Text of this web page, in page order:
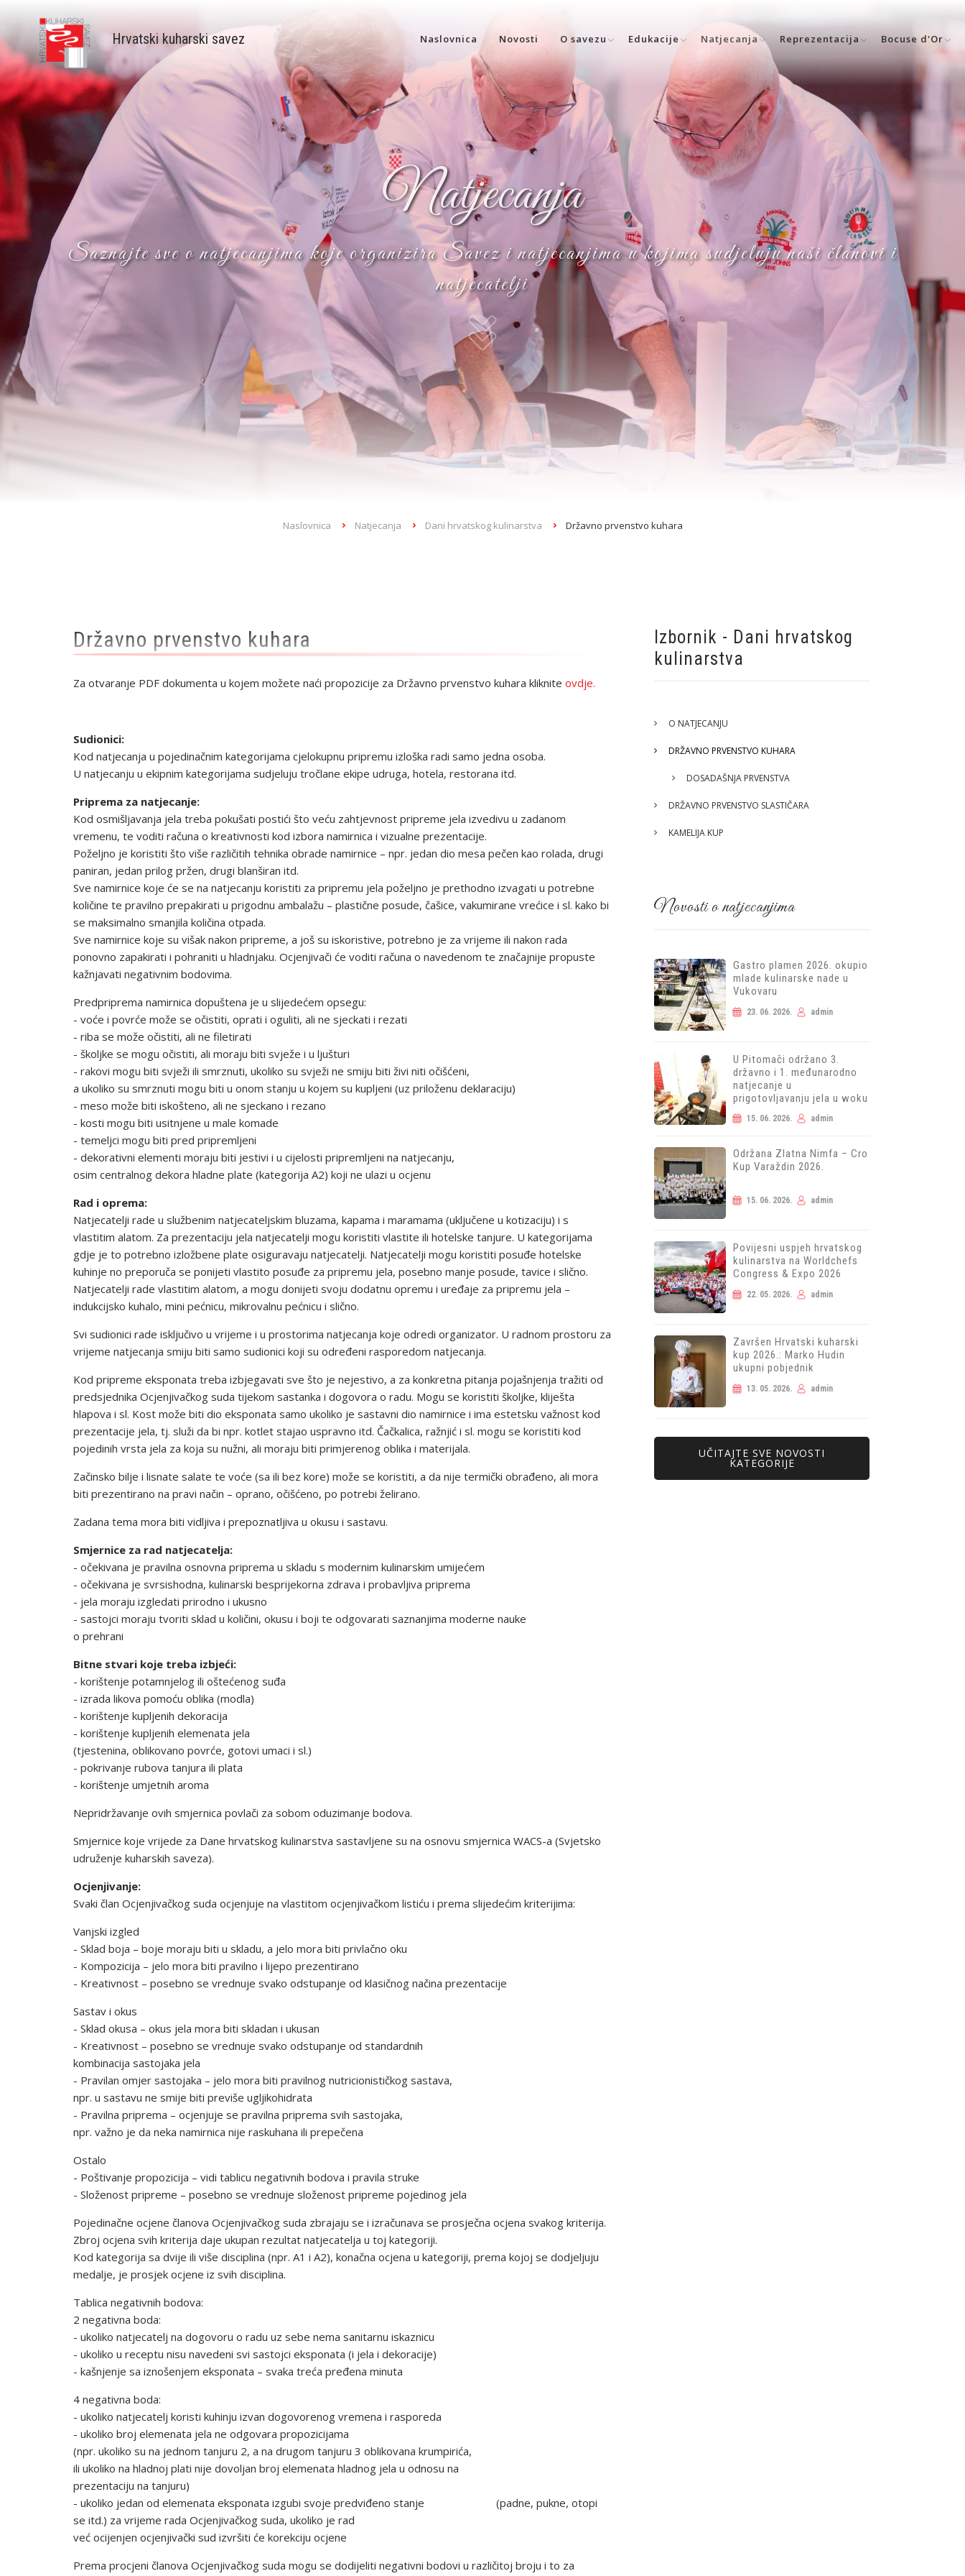
main
content
Hrvatski kuharski savez Naslovnica Novosti O savezu Edukacije Natjecanja Reprezentacija Bocuse d'Or
Natjecanja
Saznajte sve o natjecanjima koje organizira Savez i natjecanjima u kojima sudjeluju naši članovi i
natjecatelji
Naslovnica Natjecanja Dani hrvatskog kulinarstva Državno prvenstvo kuhara
Državno prvenstvo kuhara
Za otvaranje PDF dokumenta u kojem možete naći propozicije za Državno prvenstvo kuhara kliknite ovdje.
Sudionici:
Kod natjecanja u pojedinačnim kategorijama cjelokupnu pripremu izloška radi samo jedna osoba.
U natjecanju u ekipnim kategorijama sudjeluju tročlane ekipe udruga, hotela, restorana itd.
Priprema za natjecanje:
Kod osmišljavanja jela treba pokušati postići što veću zahtjevnost pripreme jela izvedivu u zadanom
vremenu, te voditi računa o kreativnosti kod izbora nami­rnica i vizualne preze­ntacije.
Poželjno je koristiti što više različitih tehnika obrade nami­rnice – npr. jedan dio mesa pečen kao rolada, drugi
paniran, jedan prilog pržen, drugi blanširan itd.
Sve namirnice koje će se na natjecanju koristiti za pripremu jela poželjno je prethodno izvagati u potrebne
količine te pravilno prepakirati u prigodnu ambalažu – plastične posude, čašice, vakumirane vrećice i sl. kako bi
se maksimalno sma­njila količina otpada.
Sve namirnice koje su višak nakon pripreme, a još su iskori­stive, potrebno je za vrijeme ili nakon rada
ponovno zapakirati i pohraniti u hladnjaku. Ocjenjivači će voditi računa o navedenom te značajnije propuste
kažnjavati negativnim bodovima.
Predpriprema namirnica dopuštena je u slijedećem opsegu:
- voće i povrće može se očistiti, oprati i oguliti, ali ne sjeckati i rezati
- riba se može očistiti, ali ne filetirati
- školjke se mogu očistiti, ali moraju biti svježe i u ljušturi
- rakovi mogu biti svježi ili smrznuti, ukoliko su svježi ne smiju biti živi niti očišćeni,
a ukoliko su smrznuti mogu biti u onom stanju u kojem su kupljeni (uz priloženu deklaraciju)
- meso može biti iskošteno, ali ne sjeckano i rezano
- kosti mogu biti usitnjene u male komade
- temeljci mogu biti pred pripremljeni
- dekorativni elementi moraju biti jestivi i u cijelosti pripremljeni na natjecanju,
osim centralnog dekora hladne plate (kategorija A2) koji ne ulazi u ocjenu
Rad i oprema:
Natjecatelji rade u službenim natjecateljskim bluzama, kapama i maramama (uključene u kotizaciju) i s
vlastitim alatom. Za prezentaciju jela natjecatelji mogu koristiti vla­stite ili hotelske tanjure. U ka­tegorijama
gdje je to potrebno izložbene plate osiguravaju natjecatelji. Natjecatelji mogu koristiti posuđe hotelske
kuhinje no preporuča se ponijeti vlastito posuđe za pripremu jela, posebno manje posude, tavice i slično.
Natjecatelji rade vlastitim alatom, a mogu donijeti svoju dodatnu opremu i uređaje za pripremu jela –
indukcijsko kuhalo, mini pećnicu, mikro­valnu pećnicu i slično.
Svi sudionici rade isključivo u vrijeme i u prostorima natjecanja koje odredi organizator. U radnom prostoru za
vrijeme natjecanja smiju biti samo sudionici koji su određeni rasporedom natjecanja.
Kod pripreme eksponata treba izbjegavati sve što je neje­stivo, a za konkretna pitanja pojašnjenja tražiti od
pre­dsjednika Ocjenjivačkog suda tijekom sastanka i dogovora o radu. Mogu se koristiti školjke, kliješta
hlapova i sl. Kost može biti dio eksponata samo ukoliko je sastavni dio nami­rnice i ima estetsku važnost kod
prezentacije jela, tj. služi da bi npr. kotlet stajao uspravno itd. Čačkalica, ražnjić i sl. mogu se koristiti kod
pojedinih vrsta jela za koja su nužni, ali moraju biti primjerenog oblika i materijala.
Začinsko bilje i lisnate salate te voće (sa ili bez kore) može se koristiti, a da nije termički obrađeno, ali mora
biti prezentirano na pravi način – oprano, očišćeno, po potrebi želirano.
Zadana tema mora biti vidljiva i prepoznatljiva u okusu i sastavu.
Smjernice za rad natjecatelja:
- očekivana je pravilna osnovna priprema u skladu s modernim kulinarskim umijećem
- očekivana je svrsishodna, kulinarski besprijekorna zdrava i probavljiva priprema
- jela moraju izgledati prirodno i ukusno
- sastojci moraju tvoriti sklad u količini, okusu i boji te odgovarati saznanjima moderne nauke
o prehrani
Bitne stvari koje treba izbjeći:
- korištenje potamnjelog ili oštećenog suđa
- izrada likova pomoću oblika (modla)
- korištenje kupljenih dekoracija
- korištenje kupljenih elemenata jela
(tjestenina, oblikovano povrće, gotovi umaci i sl.)
- pokrivanje rubova tanjura ili plata
- korištenje umjetnih aroma
Nepridržavanje ovih smjernica povlači za sobom oduzimanje bodova.
Smjernice koje vrijede za Dane hrvatskog kulinarstva sastavljene su na osnovu smjernica WACS-a (Svjetsko
udruženje kuharskih saveza).
Ocjenjivanje:
Svaki član Ocjenjivačkog suda ocjenjuje na vlastitom ocjenjivačkom listiću i prema slijedećim kriterijima:
Vanjski izgled
- Sklad boja – boje moraju biti u skladu, a jelo mora biti privlačno oku
- Kompozicija – jelo mora biti pravilno i lijepo prezentirano
- Kreativnost – posebno se vrednuje svako odstupanje od klasičnog načina prezentacije
Sastav i okus
- Sklad okusa – okus jela mora biti skladan i ukusan
- Kreativnost – posebno se vrednuje svako odstupanje od standardnih
kombinacija sastojaka jela
- Pravilan omjer sastojaka – jelo mora biti pravilnog nutricionističkog sastava,
npr. u sastavu ne smije biti previše ugljikohidrata
- Pravilna priprema – ocjenjuje se pravilna priprema svih sastojaka,
npr. važno je da neka namirnica nije raskuhana ili prepečena
Ostalo
- Poštivanje propozicija – vidi tablicu negativnih bodova i pravila struke
- Složenost pripreme – posebno se vrednuje složenost pripreme pojedinog jela
Pojedinačne ocjene članova Ocjenjivačkog suda zbrajaju se i izračunava se prosječna ocjena svakog kriterija.
Zbroj ocjena svih kriterija daje ukupan rezultat natjecatelja u toj kategoriji.
Kod kategorija sa dvije ili više disciplina (npr. A1 i A2), konačna ocjena u kategoriji, prema kojoj se dodjeljuju
medalje, je prosjek ocjene iz svih disciplina.
Tablica negativnih bodova:
2 negativna boda:
- ukoliko natjecatelj na dogovoru o radu uz sebe nema sanitarnu iskaznicu
- ukoliko u receptu nisu navedeni svi sastojci eksponata (i jela i dekoracije)
- kašnjenje sa iznošenjem eksponata – svaka treća pređena minuta
4 negativna boda:
- ukoliko natjecatelj koristi kuhinju izvan dogovorenog vremena i rasporeda
- ukoliko broj elemenata jela ne odgovara propozicijama
(npr. ukoliko su na jednom tanjuru 2, a na drugom tanjuru 3 oblikovana krumpirića,
ili ukoliko na hladnoj plati nije dovoljan broj elemenata hladnog jela u odnosu na
prezentaciju na tanjuru)
- ukoliko jedan od elemenata eksponata izgubi svoje predviđeno stanje (padne, pukne, otopi
se itd.) za vrijeme rada Ocjenjivačkog suda, ukoliko je rad
već ocijenjen ocjenjivački sud izvršiti će korekciju ocjene
Prema procjeni članova Ocjenjivačkog suda mogu se dodijeliti negativni bodovi u različitoj broju i to za
Izbornik - Dani hrvatskog
kulinarstva
O NATJECANJU
DRŽAVNO PRVENSTVO KUHARA
DOSADAŠNJA PRVENSTVA
DRŽAVNO PRVENSTVO SLASTIČARA
KAMELIJA KUP
Novosti o natjecanjima
Gastro plamen 2026. okupio
mlade kulinarske nade u
Vukovaru
23. 06. 2026. admin
U Pitomači održano 3.
državno i 1. međunarodno
natjecanje u
prigotovljavanju jela u woku
15. 06. 2026. admin
Održana Zlatna Nimfa – Cro
Kup Varaždin 2026.
15. 06. 2026. admin
Povijesni uspjeh hrvatskog
kulinarstva na Worldchefs
Congress & Expo 2026
22. 05. 2026. admin
Završen Hrvatski kuharski
kup 2026.: Marko Hudin
ukupni pobjednik
13. 05. 2026. admin
UČITAJTE SVE NOVOSTI
KATEGORIJE